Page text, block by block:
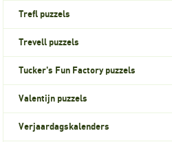
Trefl puzzels
Trevell puzzels
Tucker's Fun Factory puzzels
Valentijn puzzels
Verjaardagskalenders